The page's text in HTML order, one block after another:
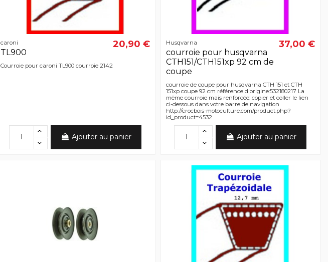
caroni
TL900
20,90 €
Courroie pour caroni TL900 courroie 2142
Ajouter au panier
Husqvarna
courroie pour husqvarna
CTH151/CTH151xp 92 cm de
coupe
37,00 €
courroie de coupe pour husqvarna CTH 151 et CTH
151xp coupe 92 cm référence d'origine:532180217 La
même courroie mais renforcée: copier et coller le lien
ci-dessous dans votre barre de navigation
http://crocbois-motoculture.com/product.php?
id_product=4532
Ajouter au panier